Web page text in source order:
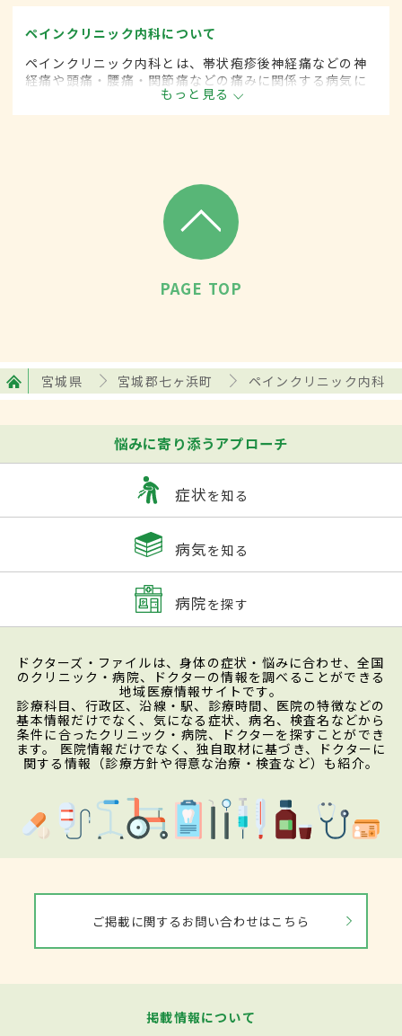
ペインクリニック内科について
ペインクリニック内科とは、帯状疱疹後神経痛などの神
経痛や頭痛・腰痛・関節痛などの痛みに関係する病気に
対して、麻酔を用いた治療法などを用いて治療する内科
の一領域です。平成20年4月の制度改正前は、ペインク
もっと見る
PAGE TOP
宮城県 宮城郡七ヶ浜町 ペインクリニック内科
悩みに寄り添うアプローチ
症状を知る
病気を知る
病院を探す
ドクターズ・ファイルは、身体の症状・悩みに合わせ、全国
のクリニック・病院、ドクターの情報を調べることができる
地域医療情報サイトです。
診療科目、行政区、沿線・駅、診療時間、医院の特徴などの
基本情報だけでなく、気になる症状、病名、検査名などから
条件に合ったクリニック・病院、ドクターを探すことができ
ます。 医院情報だけでなく、独自取材に基づき、ドクターに
関する情報（診療方針や得意な治療・検査など）も紹介。
ご掲載に関するお問い合わせはこちら
掲載情報について